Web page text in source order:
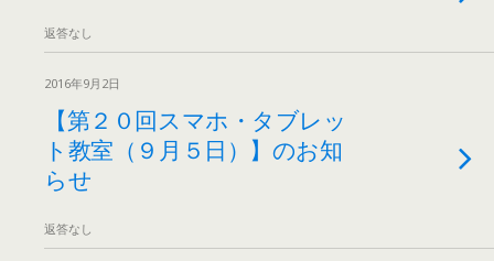
返答なし
2016年9月2日
【第２０回スマホ・タブレッ
ト教室（９月５日）】のお知
らせ
返答なし